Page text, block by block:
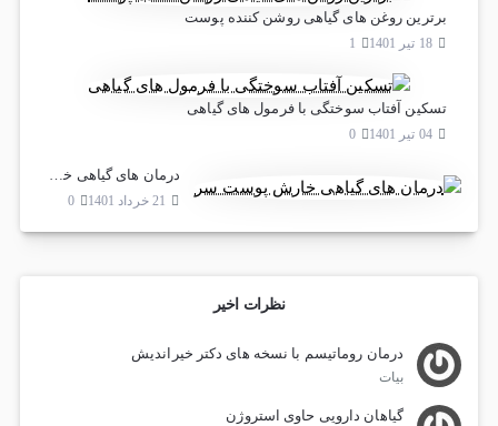
برترین روغن های گیاهی روشن کننده پوست
18 تیر 1401 1
تسکین آفتاب سوختگی با فرمول های گیاهی
04 تیر 1401 0
درمان های گیاهی خارش پوست سر
21 خرداد 1401 0
نظرات اخیر
درمان روماتیسم با نسخه های دکتر خیراندیش
بیات
گیاهان دارویی حاوی استروژن